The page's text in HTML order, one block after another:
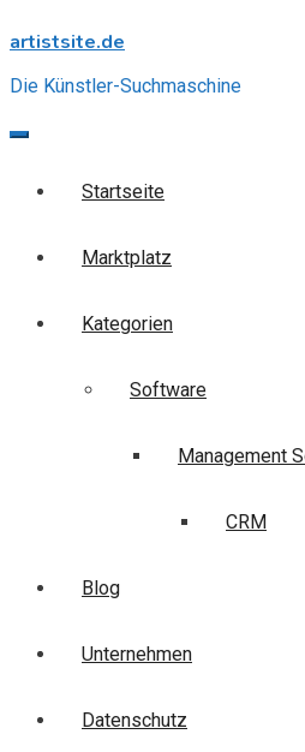
to
artistsite.de
Die Künstler-Suchmaschine
Startseite
Marktplatz
Kategorien
Software
Management
CRM
Blog
Unternehmen
Datenschutz